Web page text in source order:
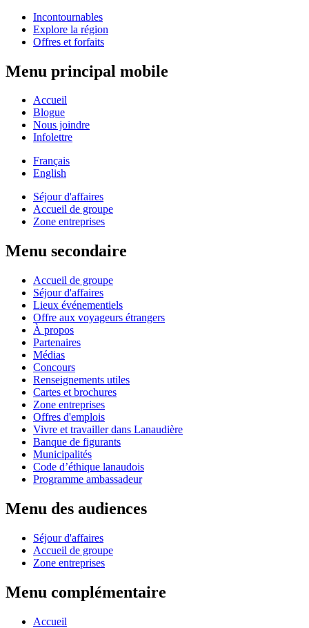
Incontournables
Explore la région
Offres et forfaits
Menu principal mobile
Accueil
Blogue
Nous joindre
Infolettre
Français
English
Séjour d'affaires
Accueil de groupe
Zone entreprises
Menu secondaire
Accueil de groupe
Séjour d'affaires
Lieux événementiels
Offre aux voyageurs étrangers
À propos
Partenaires
Médias
Concours
Renseignements utiles
Cartes et brochures
Zone entreprises
Offres d'emplois
Vivre et travailler dans Lanaudière
Banque de figurants
Municipalités
Code d’éthique lanaudois
Programme ambassadeur
Menu des audiences
Séjour d'affaires
Accueil de groupe
Zone entreprises
Menu complémentaire
Accueil